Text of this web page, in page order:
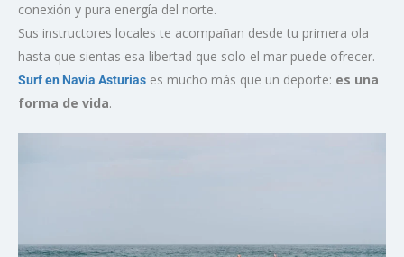
conexión y pura energía del norte.
Sus instructores locales te acompañan desde tu primera ola
hasta que sientas esa libertad que solo el mar puede ofrecer.
Surf en Navia Asturias es mucho más que un deporte: es una
forma de vida.